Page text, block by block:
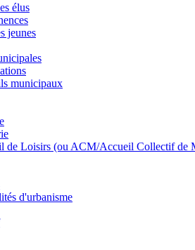
élus
jeunes
municipaux
de Loisirs (ou ACM/Accueil Collectif de
d'urbanisme